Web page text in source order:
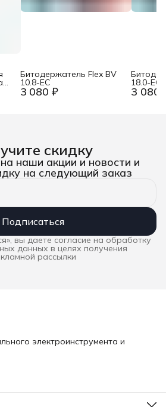
3 080 ₽
Битодержатель Flex BV
10.8-EC
3 080
18.0-EC
скидку
наши акции и новости и
на следующий заказ
Подписаться
вы даете согласие на обработку
данных в целях получения
рассылки
электроинструмента и